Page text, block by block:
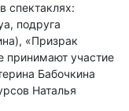
спектаклях:
подруга
«Призрак
участие
Бабочкина
Наталья